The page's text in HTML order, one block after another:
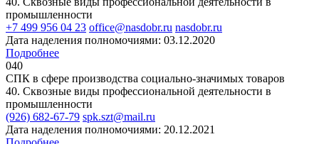
промышленности
+7 499 956 04 23 office@nasdobr.ru nasdobr.ru
Дата наделения полномочиями: 03.12.2020
Подробнее
040
СПК в сфере производства социально-значимых товаров
40. Сквозные виды профессиональной деятельности в
промышленности
(926) 682-67-79 spk.szt@mail.ru
Дата наделения полномочиями: 20.12.2021